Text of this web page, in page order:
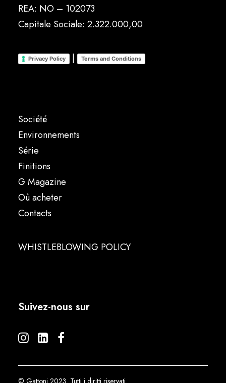
REA: NO – 102073
Capitale Sociale: 2.322.000,00
Privacy Policy | Terms and Conditions
Société
Environnements
Série
Finitions
G Magazine
Où acheter
Contacts
WHISTLEBLOWING POLICY
Suivez-nous sur
© Gattoni 2023. Tutti i diritti riservati.